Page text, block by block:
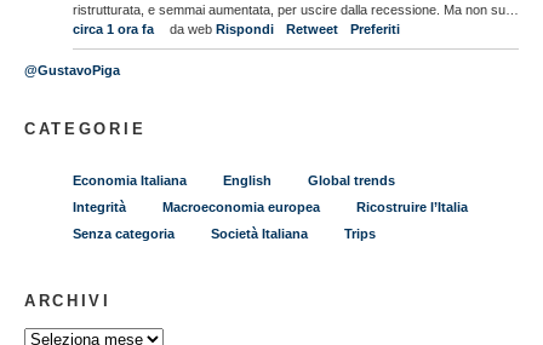
ristrutturata, e semmai aumentata, per uscire dalla recessione. Ma non su…
circa 1 ora fa
da web Rispondi Retweet Preferiti
@GustavoPiga
CATEGORIE
Economia Italiana English
Global trends
Integrità
Macroeconomia europea
Ricostruire l’Italia
Senza categoria
Società Italiana Trips
ARCHIVI